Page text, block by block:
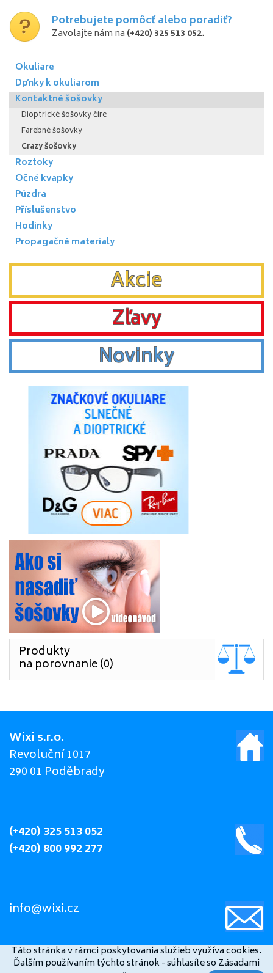
Potrebujete pomôcť alebo poradiť?
Zavolajte nám na (+420) 325 513 052.
Okuliare
Dpňky k okuliarom
Kontaktné šošovky
Dioptrické šošovky číre
Farebné šošovky
Crazy šošovky
Roztoky
Očné kvapky
Púzdra
Příslušenstvo
Hodinky
Propagačné materialy
Akcie
Zľavy
Novinky
Produkty
na porovnanie (0)
Wixi s.r.o.
Revoluční 1017
290 01 Poděbrady
(+420) 325 513 052
(+420) 800 992 277
info@wixi.cz
Táto stránka v rámci poskytovania služieb využíva cookies.
Ďalším používaním týchto stránok - súhlasíte so Zásadami